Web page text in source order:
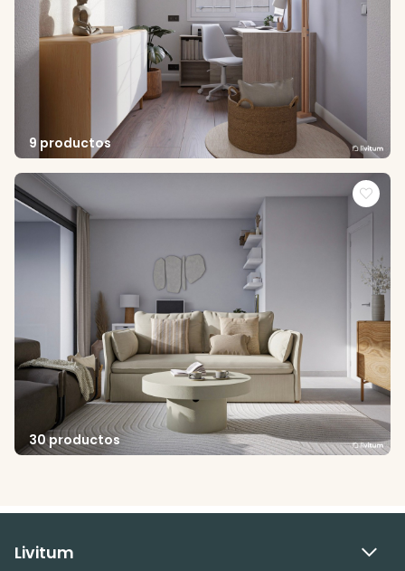
9 productos
30 productos
Livitum